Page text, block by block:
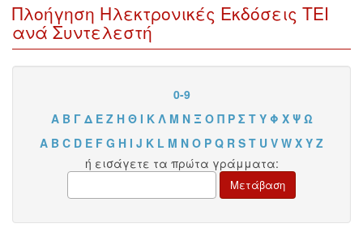
Πλοήγηση Ηλεκτρονικές Εκδόσεις TEI
ανά Συντελεστή
0-9
Α Β Γ Δ Ε Ζ Η Θ Ι Κ Λ Μ Ν Ξ Ο Π Ρ Σ Τ Υ Φ Χ Ψ Ω
A B C D E F G H I J K L M N O P Q R S T U V W X Y Z
ή εισάγετε τα πρώτα γράμματα: